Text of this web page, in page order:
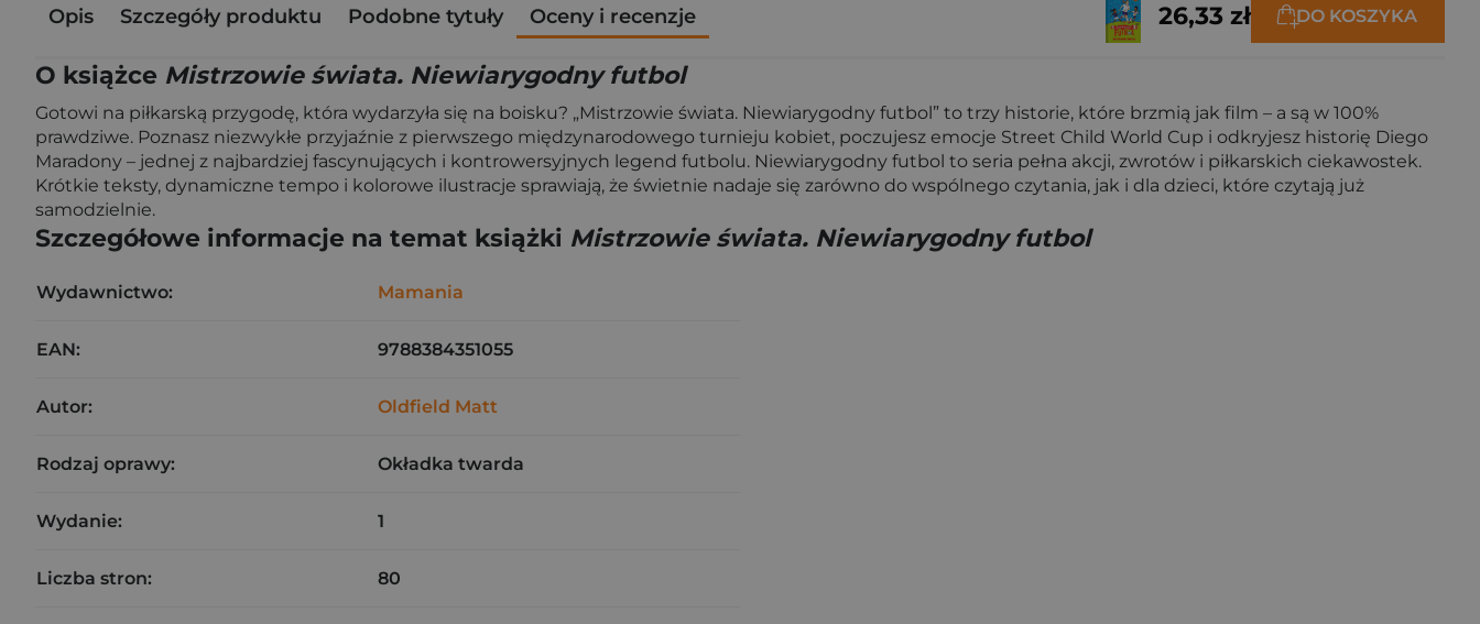
Opis Szczegóły produktu Podobne tytuły Oceny i recenzje 26,33 zł DO KOSZYKA
O książce Mistrzowie świata. Niewiarygodny futbol
Gotowi na piłkarską przygodę, która wydarzyła się na boisku? „Mistrzowie świata. Niewiarygodny futbol” to trzy historie, które brzmią jak film – a są w 100%
prawdziwe. Poznasz niezwykłe przyjaźnie z pierwszego międzynarodowego turnieju kobiet, poczujesz emocje Street Child World Cup i odkryjesz historię Diego
Maradony – jednej z najbardziej fascynujących i kontrowersyjnych legend futbolu. Niewiarygodny futbol to seria pełna akcji, zwrotów i piłkarskich ciekawostek.
Krótkie teksty, dynamiczne tempo i kolorowe ilustracje sprawiają, że świetnie nadaje się zarówno do wspólnego czytania, jak i dla dzieci, które czytają już
samodzielnie.
Szczegółowe informacje na temat książki Mistrzowie świata. Niewiarygodny futbol
Wydawnictwo: Mamania
EAN: 9788384351055
Autor: Oldfield Matt
Rodzaj oprawy: Okładka twarda
Wydanie: 1
Liczba stron: 80